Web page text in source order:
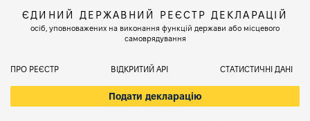
ЄДИНИЙ ДЕРЖАВНИЙ РЕЄСТР ДЕКЛАРАЦІЙ
осіб, уповноважених на виконання функцій держави або місцевого
самоврядування
ПРО РЕЄСТР ВІДКРИТИЙ АРІ СТАТИСТИЧНІ ДАНІ
Подати декларацію